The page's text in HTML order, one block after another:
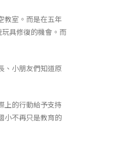
教室。而是在五年
具修復的機會。而
、小朋友們知道原
上的行動給予支持
小不再只是教育的